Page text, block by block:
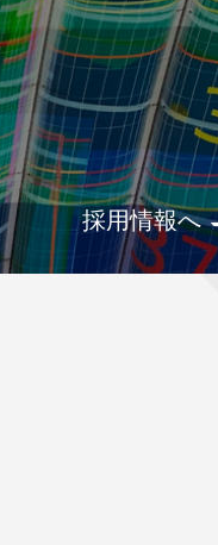
採用情報へ